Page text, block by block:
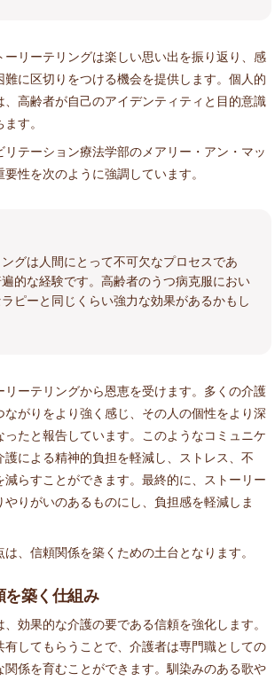
リーテリングは楽しい思い出を振り返り、感
に区切りをつける機会を提供します。個人的
、高齢者が自己のアイデンティティと目的意識
す。
テーション療法学部のメアリー・アン・マッ
性を次のように強調しています。
ングは人間にとって不可欠なプロセスであ
的な経験です。高齢者のうつ病克服におい
ピーと同じくらい強力な効果があるかもし
ーテリングから恩恵を受けます。多くの介護
がりをより強く感じ、その人の個性をより深
ったと報告しています。このようなコミュニケ
護による精神的負担を軽減し、ストレス、不
らすことができます。最終的に、ストーリー
りがいのあるものにし、負担感を軽減しま
、信頼関係を築くための土台となります。
築く仕組み
効果的な介護の要である信頼を強化します。
してもらうことで、介護者は専門職としての
係を育むことができます。馴染みのある歌や